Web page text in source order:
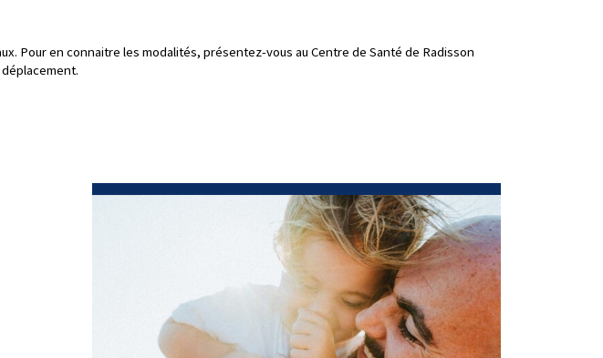
Pour en connaitre les modalités, présentez-vous au Centre de Santé de Radisson